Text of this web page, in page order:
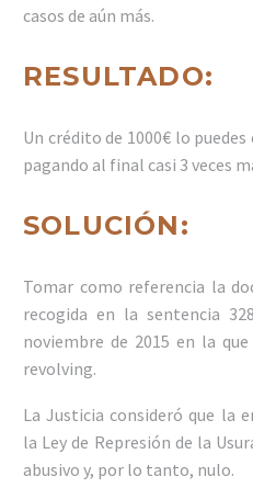
casos de aún más.
RESULTADO:
Un crédito de 1000€ lo
pagando al final casi 3 veces
SOLUCIÓN:
Tomar como referencia la
recogida en la sentencia
noviembre de 2015 en la
revolving.
La Justicia consideró que la
la Ley de Represión de la
abusivo y, por lo tanto, nulo.